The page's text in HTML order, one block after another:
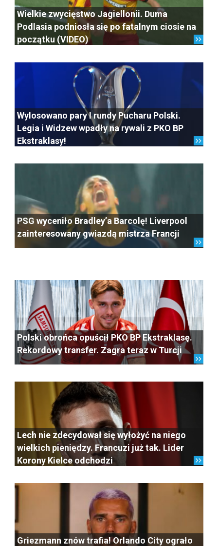
Wielkie zwycięstwo Jagiellonii. Duma
Podlasia podniosła się po fatalnym ciosie na
początku (VIDEO)
Wylosowano pary I rundy Pucharu Polski.
Legia i Widzew wpadły na rywali z PKO BP
Ekstraklasy!
PSG wyceniło Bradley’a Barcolę! Liverpool
zainteresowany gwiazdą mistrza Francji
Polski obrońca opuścił PKO BP Ekstraklasę.
Rekordowy transfer. Zagra teraz w Turcji
Lech nie zdecydował się wyłożyć na niego
wielkich pieniędzy. Francuzi już tak. Lider
Korony Kielce odchodzi
Griezmann znów trafia! Orlando City ograło